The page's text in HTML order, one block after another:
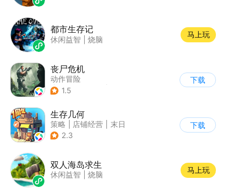
都市生存记
休闲益智 烧脑
马上玩
丧尸危机
动作冒险
| 第三人称射击
1.5
下载
生存几何
策略 店铺经营
末日
| 废土
2.3
下载
双人海岛求生
休闲益智 烧脑
马上玩